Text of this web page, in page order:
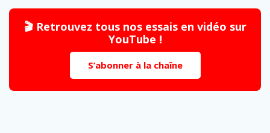
🎬 Retrouvez tous nos essais en vidéo sur
YouTube !
S’abonner à la chaîne